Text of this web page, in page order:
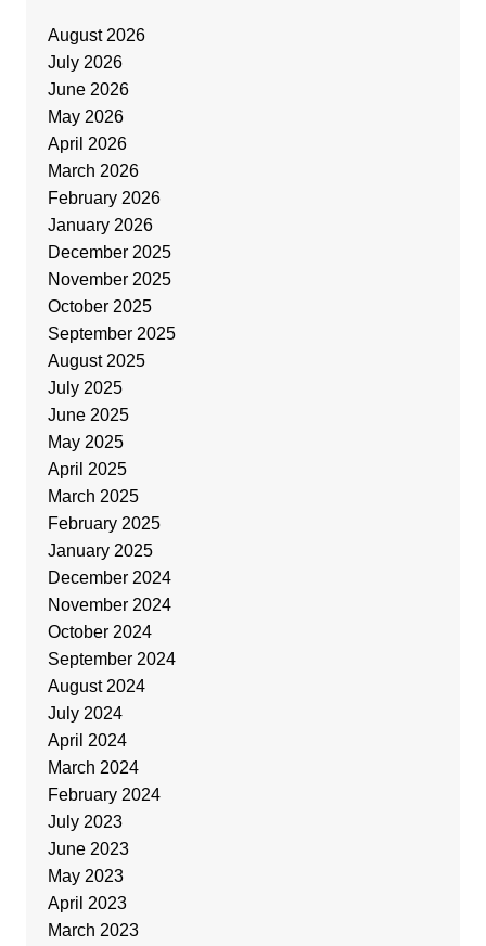
August 2026
July 2026
June 2026
May 2026
April 2026
March 2026
February 2026
January 2026
December 2025
November 2025
October 2025
September 2025
August 2025
July 2025
June 2025
May 2025
April 2025
March 2025
February 2025
January 2025
December 2024
November 2024
October 2024
September 2024
August 2024
July 2024
April 2024
March 2024
February 2024
July 2023
June 2023
May 2023
April 2023
March 2023